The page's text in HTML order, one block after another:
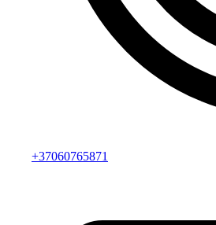
+37060765871